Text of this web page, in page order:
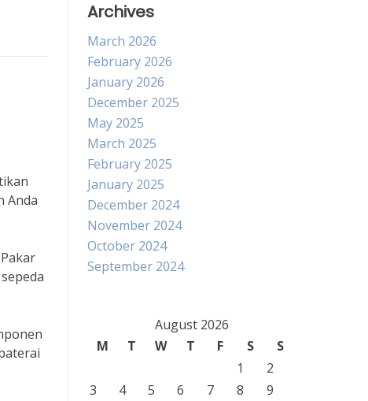
Anda
Archives
March 2026
February 2026
January 2026
December 2025
May 2025
March 2025
February 2025
January 2025
December 2024
November 2024
October 2024
September 2024
August 2026
M
T W T F S
S
1
2
3
4 5 6 7 8
9